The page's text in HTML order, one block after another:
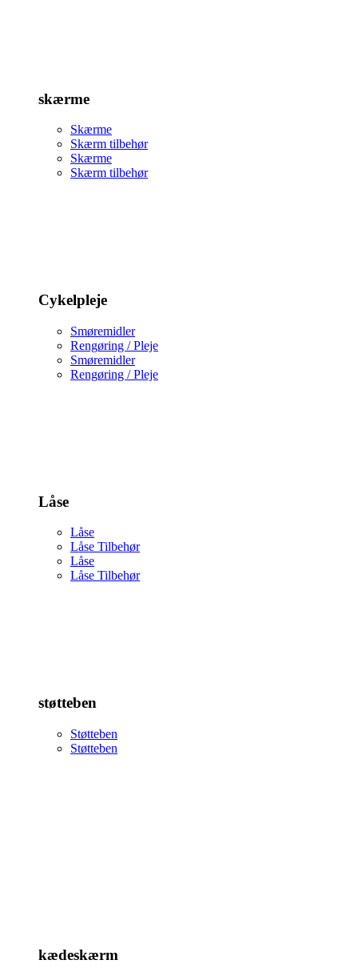
skærme
Skærme
Skærm tilbehør
Skærme
Skærm tilbehør
Cykelpleje
Smøremidler
Rengøring / Pleje
Smøremidler
Rengøring / Pleje
Låse
Låse
Låse Tilbehør
Låse
Låse Tilbehør
støtteben
Støtteben
Støtteben
kædeskærm